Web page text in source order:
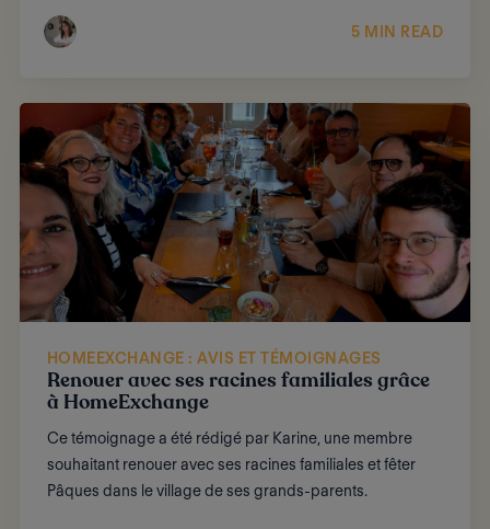
5 MIN READ
HOMEEXCHANGE : AVIS ET TÉMOIGNAGES
Renouer avec ses racines familiales grâce
à HomeExchange
Ce témoignage a été rédigé par Karine, une membre
souhaitant renouer avec ses racines familiales et fêter
Pâques dans le village de ses grands-parents.